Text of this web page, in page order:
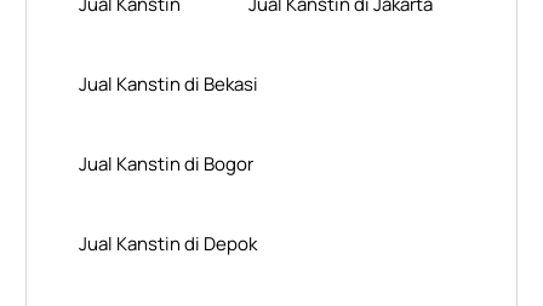
Jual Kanstin di Bekasi
Jual Kanstin di Bogor
Jual Kanstin di Depok